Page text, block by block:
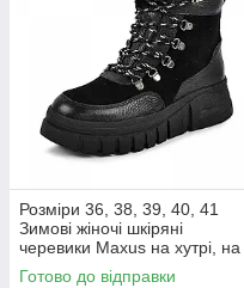
Розміри 36, 38, 39, 40, 41
Зимові жіночі шкіряні
черевики Maxus на хутрі, на
платформі, чорні Maxus 2000
Готово до відправки